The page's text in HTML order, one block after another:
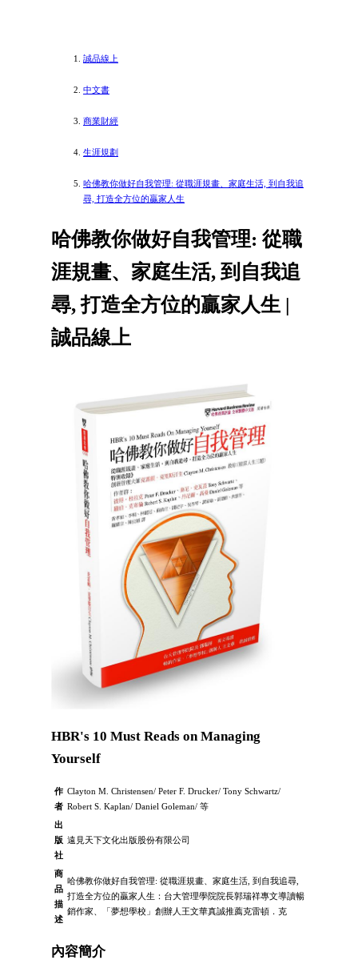
誠品線上
中文書
商業財經
生涯規劃
哈佛教你做好自我管理: 從職涯規畫、家庭生活, 到自我追
尋, 打造全方位的贏家人生
哈佛教你做好自我管理: 從職
涯規畫、家庭生活, 到自我追
尋, 打造全方位的贏家人生 |
誠品線上
HBR's 10 Must Reads on Managing
Yourself
作
者
Clayton M. Christensen/ Peter F. Drucker/ Tony Schwartz/
Robert S. Kaplan/ Daniel Goleman/ 等
出
版
社
遠見天下文化出版股份有限公司
商
品
描
述
哈佛教你做好自我管理: 從職涯規畫、家庭生活, 到自我追尋,
打造全方位的贏家人生：台大管理學院院長郭瑞祥專文導讀暢
銷作家、「夢想學校」創辦人王文華真誠推薦克雷頓．克
內容簡介